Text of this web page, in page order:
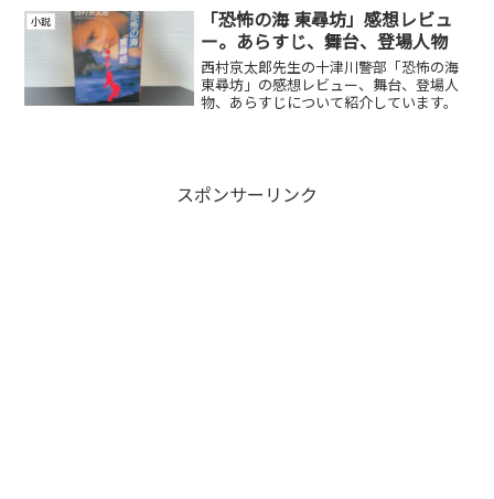
小説
「恐怖の海 東尋坊」感想レビュ
ー。あらすじ、舞台、登場人物
西村京太郎先生の十津川警部「恐怖の海
東尋坊」の感想レビュー、舞台、登場人
物、あらすじについて紹介しています。
スポンサーリンク